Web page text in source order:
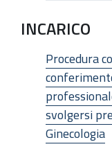
INCARICO
Procedura
svolgersi
Ginecologia